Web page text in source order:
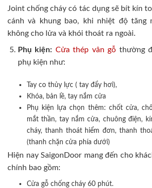
Joint chống cháy có tác dụng sẽ bít kín
cánh và khung bao, khi nhiệt độ tăng
không cho lửa và khói thoát ra ngoài.
Phụ kiện: Cửa thép vân gỗ thường
phụ kiện như:
Tay co thủy lực ( tay đẩy hơi),
Khóa, bản lề, tay nắm cửa
Phụ kiện lựa chọn thêm: chốt cửa,
mắt thần, tay nắm cửa, chuông điện,
cháy, thanh thoát hiểm đơn, thanh
(thanh chặn cửa phía dưới)
Hiện nay SaigonDoor mang đến cho
chính bao gồm:
Cửa gỗ chống cháy 60 phút.